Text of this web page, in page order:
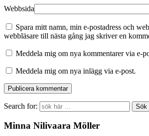
Webbsida
Spara mitt namn, min e-postadress och
webbläsare till nästa gång jag skriver en
Meddela mig om nya kommentarer via e-
Meddela mig om nya inlägg via e-post.
Search for:
Minna Nilivaara Möller